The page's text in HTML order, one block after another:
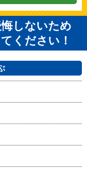
しないため
ください！